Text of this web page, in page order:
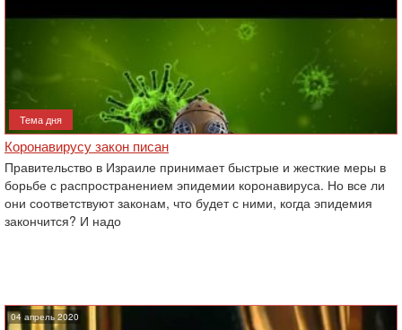
Тема дня
Коронавирусу закон писан
Правительство в Израиле принимает быстрые и жесткие меры в
борьбе с ‎распространением эпидемии коронавируса. Но все ли
они соответствуют законам, что ‎будет с ними, когда эпидемия
закончится? И надо
04 апрель 2020